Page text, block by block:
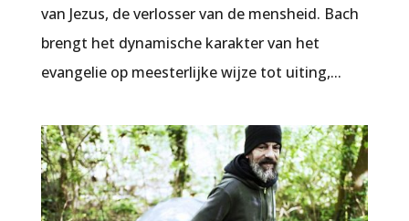
van Jezus, de verlosser van de mensheid. Bach
brengt het dynamische karakter van het
evangelie op meesterlijke wijze tot uiting,...